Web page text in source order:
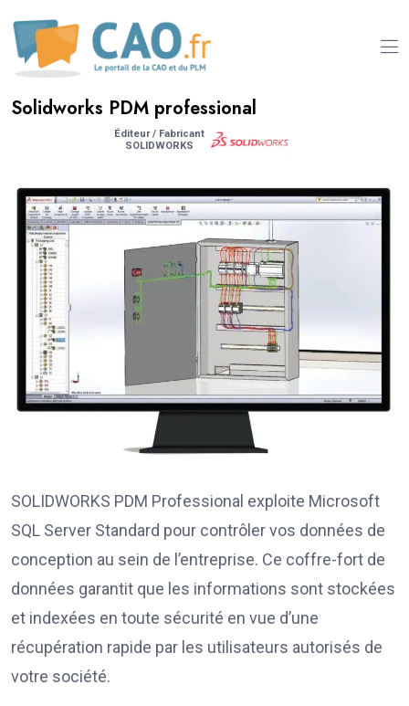
Solidworks PDM professional
Éditeur / Fabricant
SOLIDWORKS
SOLIDWORKS PDM Professional exploite Microsoft
SQL Server Standard pour contrôler vos données de
conception au sein de l’entreprise. Ce coffre-fort de
données garantit que les informations sont stockées
et indexées en toute sécurité en vue d’une
récupération rapide par les utilisateurs autorisés de
votre société.